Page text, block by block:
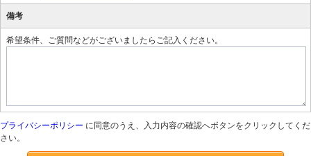
備考
希望条件、ご質問などがございましたらご記入ください。
プライバシーポリシー に同意のうえ、入力内容の確認へボタンをクリックしてくだ
さい。